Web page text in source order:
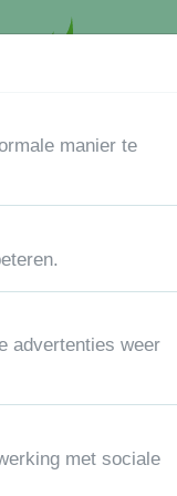
ONS
manier te
advertenties weer
met sociale